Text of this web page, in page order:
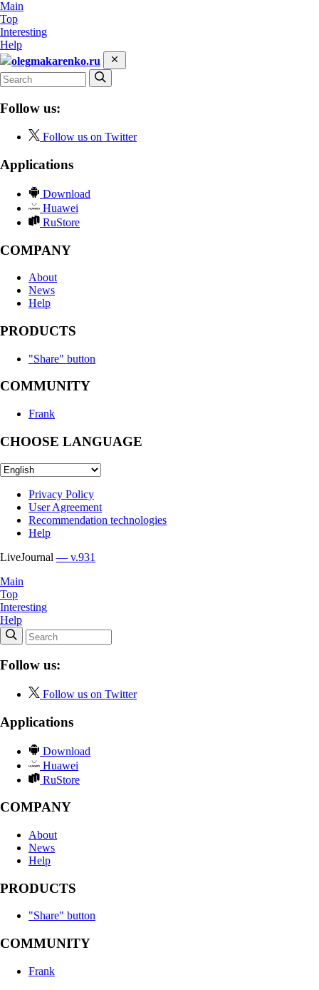
Main
Top
Interesting
Help
olegmakarenko.ru
Follow us:
Follow us on Twitter
Applications
Download
Huawei
RuStore
COMPANY
About
News
Help
PRODUCTS
"Share" button
COMMUNITY
Frank
CHOOSE LANGUAGE
Privacy Policy
User Agreement
Recommendation technologies
Help
LiveJournal — v.931
Main
Top
Interesting
Help
Follow us:
Follow us on Twitter
Applications
Download
Huawei
RuStore
COMPANY
About
News
Help
PRODUCTS
"Share" button
COMMUNITY
Frank